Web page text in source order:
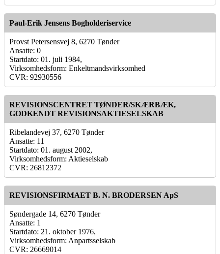
Paul-Erik Jensens Bogholderiservice
Provst Petersensvej 8, 6270 Tønder
Ansatte: 0
Startdato: 01. juli 1984,
Virksomhedsform: Enkeltmandsvirksomhed
CVR: 92930556
REVISIONSCENTRET TØNDER/SKÆRBÆK,
GODKENDT REVISIONSAKTIESELSKAB
Ribelandevej 37, 6270 Tønder
Ansatte: 11
Startdato: 01. august 2002,
Virksomhedsform: Aktieselskab
CVR: 26812372
REVISIONSFIRMAET B. N. BRODERSEN ApS
Søndergade 14, 6270 Tønder
Ansatte: 1
Startdato: 21. oktober 1976,
Virksomhedsform: Anpartsselskab
CVR: 26669014